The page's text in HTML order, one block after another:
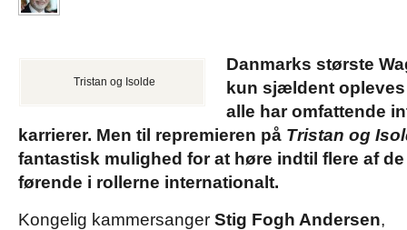
Tristan og Isolde
Danmarks største
kun sjældent
alle har omfattende
karrierer. Men til repremieren på Tristan og
fantastisk mulighed for at høre indtil flere af
førende i rollerne internationalt.
Kongelig kammersanger Stig Fogh Andersen,